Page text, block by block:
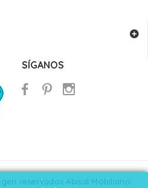
SÍGANOS
reservados Abisal Mobiliario